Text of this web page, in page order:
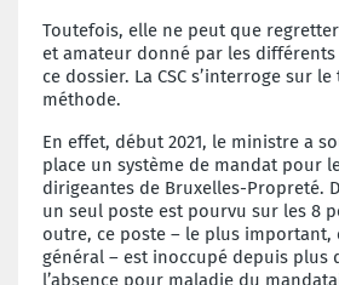
Toutefois, elle ne peut que
et amateur donné par les
ce dossier. La CSC s’interroge sur
méthode.
En effet, début 2021, le ministre a
place un système de mandat pour
dirigeantes de Bruxelles-Propreté.
un seul poste est pourvu sur les 8
outre, ce poste – le plus important,
général – est inoccupé depuis plus
l’absence pour maladie du